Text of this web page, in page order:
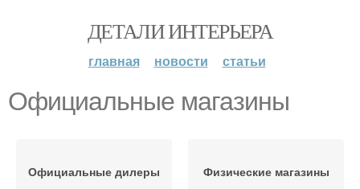
ДЕТАЛИ ИНТЕРЬЕРА
главная новости статьи
Официальные магазины
Официальные дилеры Физические магазины